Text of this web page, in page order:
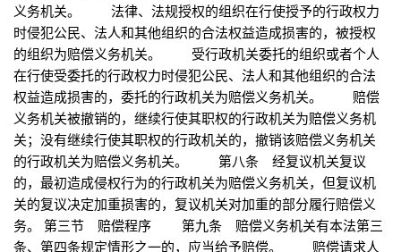
义务机关。 法律、法规授权的组织在行使授予的行政权力
时侵犯公民、法人和其他组织的合法权益造成损害的，被授权
的组织为赔偿义务机关。 受行政机关委托的组织或者个人
在行使受委托的行政权力时侵犯公民、法人和其他组织的合法
权益造成损害的，委托的行政机关为赔偿义务机关。 赔偿
义务机关被撤销的，继续行使其职权的行政机关为赔偿义务机
关；没有继续行使其职权的行政机关的，撤销该赔偿义务机关
的行政机关为赔偿义务机关。 第八条 经复议机关复议
的，最初造成侵权行为的行政机关为赔偿义务机关，但复议机
关的复议决定加重损害的，复议机关对加重的部分履行赔偿义
务。 第三节 赔偿程序 第九条 赔偿义务机关有本法第三
条、第四条规定情形之一的，应当给予赔偿。 赔偿请求人